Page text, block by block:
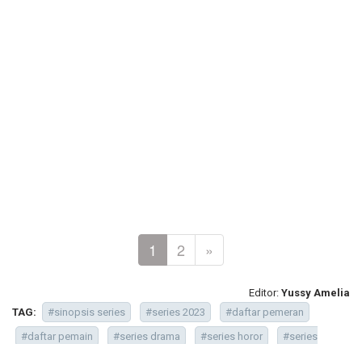
1 2 »
Editor: Yussy Amelia
TAG:
#sinopsis series #series 2023
#daftar pemeran
#daftar pemain
#series drama #series horor
#series